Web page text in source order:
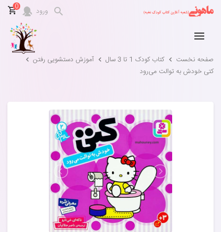
ورود 0
صفحه نخست کتاب کودک 1 تا 3 سال
آموزش دستشویی رفتن
کتی خودش به توالت می‌رود